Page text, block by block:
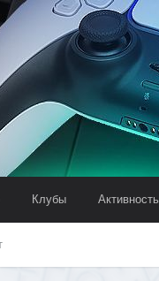
Клубы Активность